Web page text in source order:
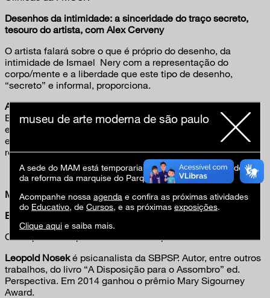
Desenhos da intimidade: a sinceridade do traço secreto,
tesouro do artista, com Alex Cerveny
O artista falará sobre o que é próprio do desenho, da
intimidade de Ismael Nery com a representação do
corpo/mente e a liberdade que este tipo de desenho,
“secreto” e informal, proporciona.
Alex Cervenypertencente à geração de artistas surgida no
Brasil nos anos 1980, com formação independente,
especializou-se primeiro em desenho e gravura,
expandindo depois para outros meios. Desde 2002, é
representado pela galeria Casa Triângulo, de São Paulo.
Mesa 3 – quinta-feira, 9 de agosto, às 20h30
Espectros, com Leopold Nosek
Com quantos espectros se faz uma pessoa?
Leopold Noseké psicanalista da SBPSP. Autor, entre outros
trabalhos, do livro “A Disposição para o Assombro” ed.
Perspectiva. Em 2014 ganhou o prêmio Mary Sigourney
Award.
museu de arte moderna de são paulo
A sede do MAM está temporariamente fechada em virtude
da reforma da marquise do Parque Ibirapuera.
Acompanhe nossa agenda e confira as próximas atividades
do Educativo, de Cursos, e as próximas exposições.
Clique aqui e saiba mais.